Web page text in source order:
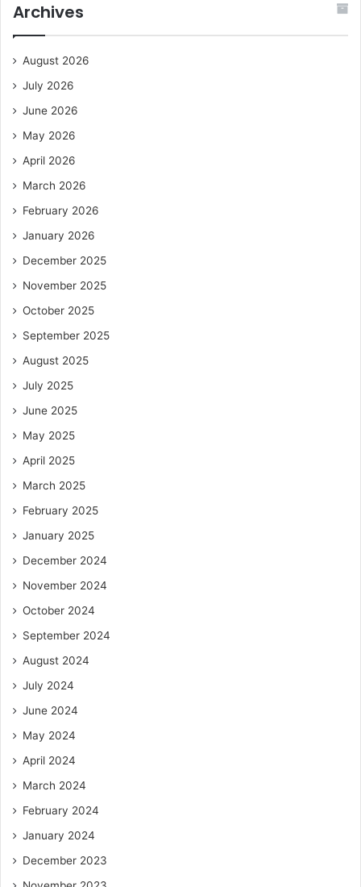
Archives
August 2026
July 2026
June 2026
May 2026
April 2026
March 2026
February 2026
January 2026
December 2025
November 2025
October 2025
September 2025
August 2025
July 2025
June 2025
May 2025
April 2025
March 2025
February 2025
January 2025
December 2024
November 2024
October 2024
September 2024
August 2024
July 2024
June 2024
May 2024
April 2024
March 2024
February 2024
January 2024
December 2023